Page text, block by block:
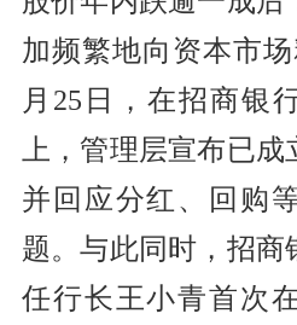
加频繁地向资本市
月25日，在招商银
上，管理层宣布已成
并回应分红、回购
题。与此同时，招商
任行长王小青首次